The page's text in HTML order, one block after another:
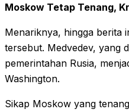
Moskow Tetap Tenang,
Menariknya, hingga berita
tersebut. Medvedev, yang
pemerintahan Rusia,
Washington.
Sikap Moskow yang